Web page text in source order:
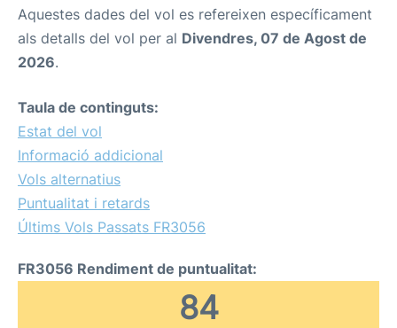
Aquestes dades del vol es refereixen específicament
als detalls del vol per al Divendres, 07 de Agost de
2026.
Taula de continguts:
Estat del vol
Informació addicional
Vols alternatius
Puntualitat i retards
Últims Vols Passats FR3056
FR3056 Rendiment de puntualitat:
84